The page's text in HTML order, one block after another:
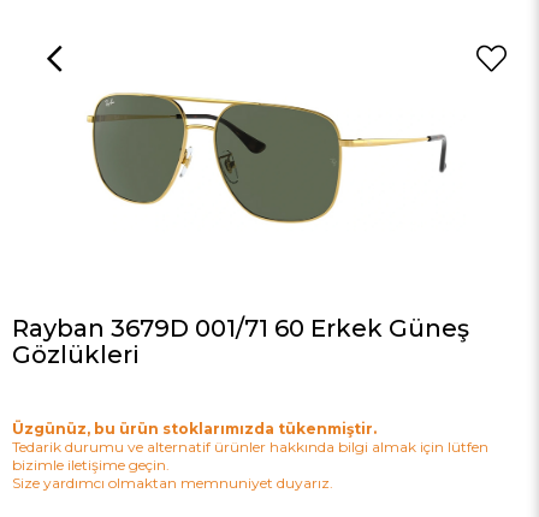
Rayban 3679D 001/71 60 Erkek Güneş
Gözlükleri
Üzgünüz, bu ürün stoklarımızda tükenmiştir.
Tedarik durumu ve alternatif ürünler hakkında bilgi almak için lütfen
bizimle iletişime geçin.
Size yardımcı olmaktan memnuniyet duyarız.